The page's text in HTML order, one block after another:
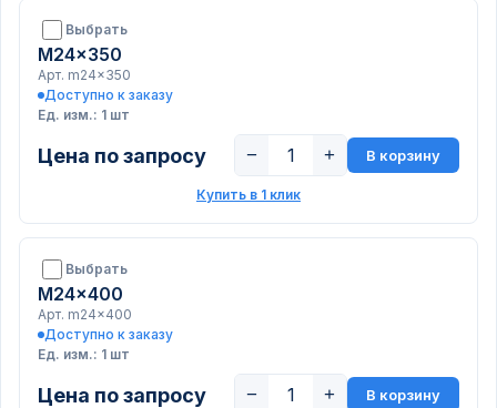
Выбрать
M24x350
Арт. m24x350
Доступно к заказу
Ед. изм.: 1 шт
Цена по запросу − + В корзину
Купить в 1 клик
Выбрать
M24x400
Арт. m24x400
Доступно к заказу
Ед. изм.: 1 шт
Цена по запросу − + В корзину